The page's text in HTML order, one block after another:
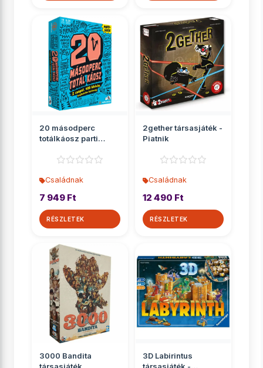
20 másodperc
totálkáosz parti
Családnak
7 949 Ft
RÉSZLETEK
2gether társasjáték -
Piatnik
Családnak
12 490 Ft
RÉSZLETEK
3000 Bandita
3D Labirintus